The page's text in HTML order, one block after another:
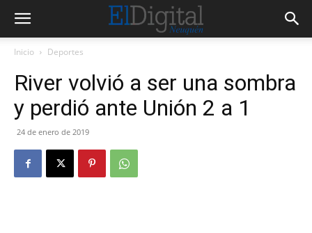
Inicio Deportes
River volvió a ser una sombra
y perdió ante Unión 2 a 1
24 de enero de 2019